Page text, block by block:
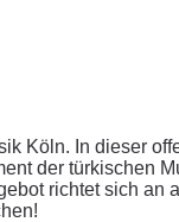
Köln. In dieser
der türkischen
richtet sich